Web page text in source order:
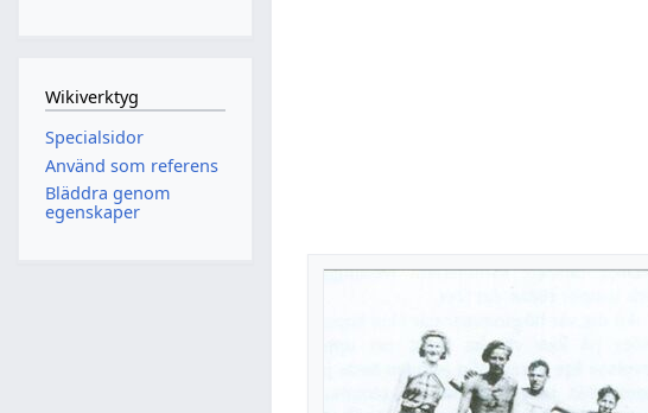
Wikiverktyg
Specialsidor
Använd som referens
Bläddra genom
egenskaper